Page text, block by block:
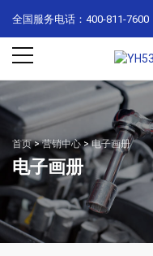
全国服务电话：400-811-7600
首页>营销中心>电子画册
电子画册